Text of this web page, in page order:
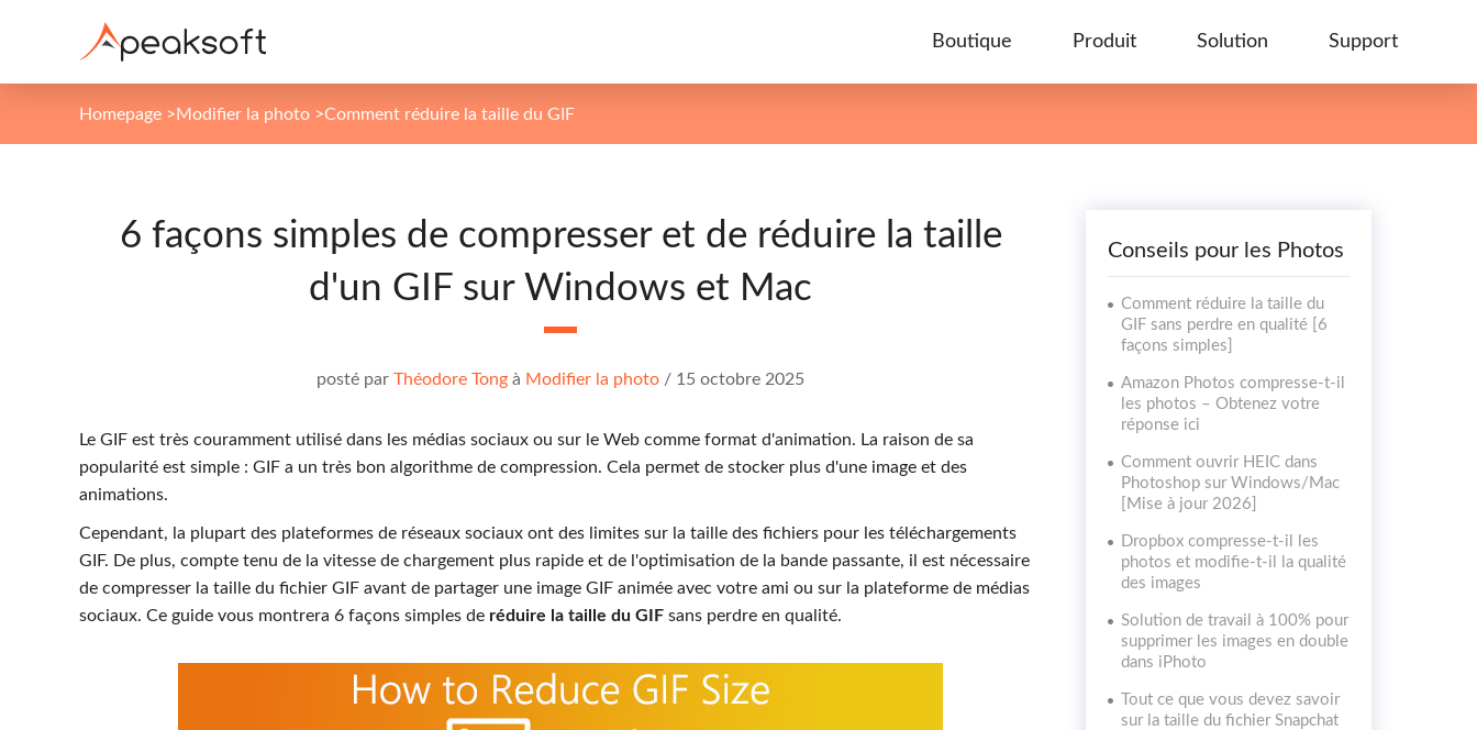
Boutique Produit Solution Support
Homepage >Modifier la photo >Comment réduire la taille du GIF
6 façons simples de compresser et de réduire la taille
d'un GIF sur Windows et Mac
posté par Théodore Tong à Modifier la photo / 15 octobre 2025
Le GIF est très couramment utilisé dans les médias sociaux ou sur le Web comme format d'animation. La raison de sa
popularité est simple : GIF a un très bon algorithme de compression. Cela permet de stocker plus d'une image et des
animations.
Cependant, la plupart des plateformes de réseaux sociaux ont des limites sur la taille des fichiers pour les téléchargements
GIF. De plus, compte tenu de la vitesse de chargement plus rapide et de l'optimisation de la bande passante, il est nécessaire
de compresser la taille du fichier GIF avant de partager une image GIF animée avec votre ami ou sur la plateforme de médias
sociaux. Ce guide vous montrera 6 façons simples de réduire la taille du GIF sans perdre en qualité.
Conseils pour les Photos
Comment réduire la taille du
GIF sans perdre en qualité [6
façons simples]
Amazon Photos compresse-t-il
les photos – Obtenez votre
réponse ici
Comment ouvrir HEIC dans
Photoshop sur Windows/Mac
[Mise à jour 2026]
Dropbox compresse-t-il les
photos et modifie-t-il la qualité
des images
Solution de travail à 100% pour
supprimer les images en double
dans iPhoto
Tout ce que vous devez savoir
sur la taille du fichier Snapchat